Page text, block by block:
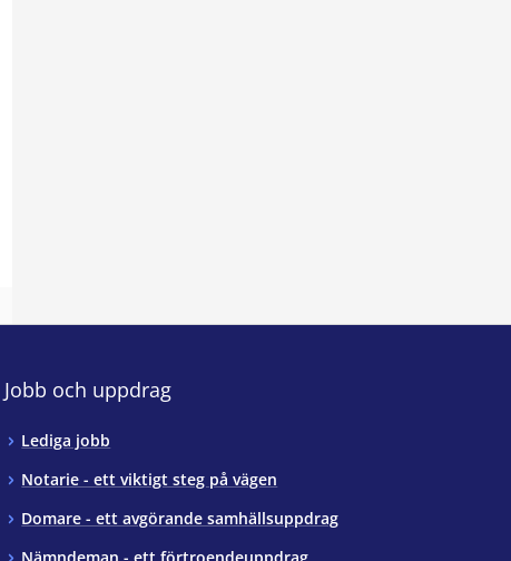
Jobb och uppdrag
Lediga jobb
Notarie - ett viktigt steg på vägen
Domare - ett avgörande samhällsuppdrag